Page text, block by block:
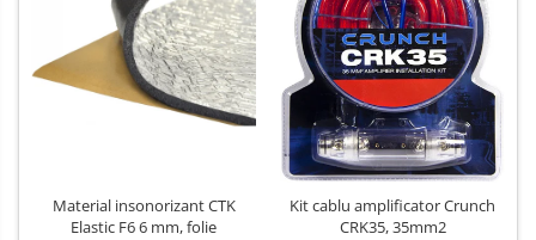
Material insonorizant CTK
Elastic F6 6 mm, folie
Kit cablu amplificator Crunch
CRK35, 35mm2